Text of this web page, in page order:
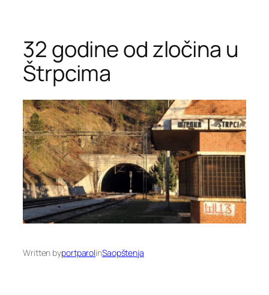
32 godine od zločina u
Štrpcima
Written byportparolinSaopštenja